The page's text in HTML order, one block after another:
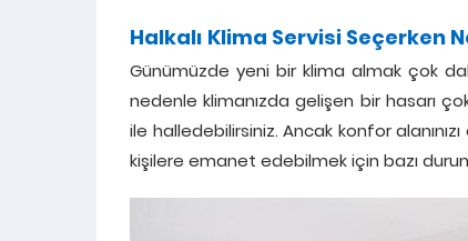
Halkalı Klima Servisi Seçerken
Günümüzde yeni bir klima almak çok
nedenle klimanızda gelişen bir hasarı
ile halledebilirsiniz. Ancak konfor
kişilere emanet edebilmek için bazı